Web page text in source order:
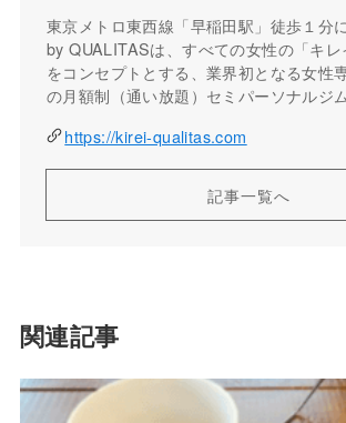
東京メトロ東西線「早稲田駅」徒歩１分
by QUALITASは、すべての女性の「キレ
をコンセプトとする、業界初となる女性
の月額制（通い放題）セミパーソナルジム
https://kirei-qualitas.com
記事一覧へ
関連記事